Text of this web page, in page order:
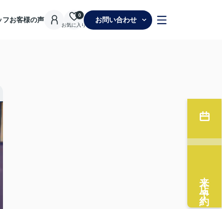
フお客様の声
お気に入り
0
お問い合わせ
来店予約